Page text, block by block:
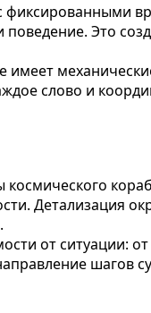
фиксированными
Это
имеет
слово и
Детализация
от ситуации:
шагов